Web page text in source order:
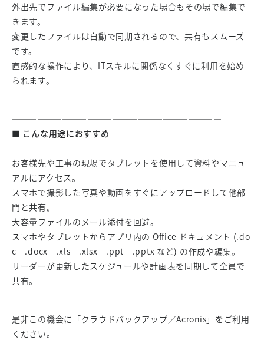
外出先でファイル編集が必要になった場合もその場で編集で
きます。
変更したファイルは自動で同期されるので、共有もスムーズ
です。
直感的な操作により、ITスキルに関係なくすぐに利用を始め
られます。
—————————————————————————
■ こんな用途におすすめ
—————————————————————————
お客様先や工事の現場でタブレットを使用して資料やマニュ
アルにアクセス。
スマホで撮影した写真や動画をすぐにアップロードして他部
門と共有。
大容量ファイルのメール添付を回避。
スマホやタブレットからアプリ内の Office ドキュメント (.do
c .docx .xls .xlsx .ppt .pptx など) の作成や編集。
リーダーが更新したスケジュールや計画表を同期して全員で
共有。
是非この機会に「クラウドバックアップ／Acronis」をご利用
ください。